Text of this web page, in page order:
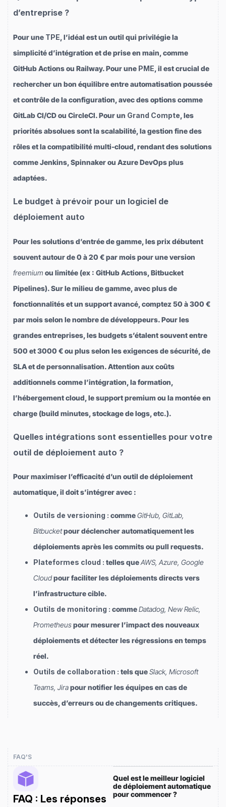
d’entreprise ?
Pour une TPE, l’idéal est un outil qui privilégie la
simplicité d’intégration et de prise en main, comme
GitHub Actions ou Railway. Pour une PME, il est crucial de
rechercher un bon équilibre entre automatisation poussée
et contrôle de la configuration, avec des options comme
GitLab CI/CD ou CircleCI. Pour un Grand Compte, les
priorités absolues sont la scalabilité, la gestion fine des
rôles et la compatibilité multi-cloud, rendant des solutions
comme Jenkins, Spinnaker ou Azure DevOps plus
adaptées.
Le budget à prévoir pour un logiciel de
déploiement auto
Pour les solutions d’entrée de gamme, les prix débutent
souvent autour de 0 à 20 € par mois pour une version
freemium ou limitée (ex : GitHub Actions, Bitbucket
Pipelines). Sur le milieu de gamme, avec plus de
fonctionnalités et un support avancé, comptez 50 à 300 €
par mois selon le nombre de développeurs. Pour les
grandes entreprises, les budgets s’étalent souvent entre
500 et 3000 € ou plus selon les exigences de sécurité, de
SLA et de personnalisation. Attention aux coûts
additionnels comme l’intégration, la formation,
l’hébergement cloud, le support premium ou la montée en
charge (build minutes, stockage de logs, etc.).
Quelles intégrations sont essentielles pour votre
outil de déploiement auto ?
Pour maximiser l’efficacité d’un outil de déploiement
automatique, il doit s’intégrer avec :
Outils de versioning : commeGitHub, GitLab,
Bitbucketpour déclencher automatiquement les
déploiements après les commits ou pull requests.
Plateformes cloud : telles queAWS, Azure, Google
Cloudpour faciliter les déploiements directs vers
l’infrastructure cible.
Outils de monitoring : commeDatadog, New Relic,
Prometheuspour mesurer l’impact des nouveaux
déploiements et détecter les régressions en temps
réel.
Outils de collaboration : tels queSlack, Microsoft
Teams, Jirapour notifier les équipes en cas de
succès, d’erreurs ou de changements critiques.
FAQ'S
FAQ : Les réponses
Quel est le meilleur logiciel
de déploiement automatique
pour commencer ?